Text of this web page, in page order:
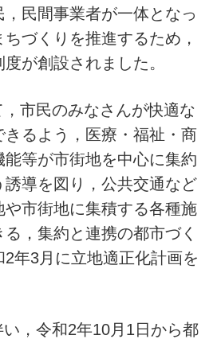
民間事業者が一体となっ
づくりを推進するため，
が創設されました。
市民のみなさんが快適な
るよう，医療・福祉・商
等が市街地を中心に集約
誘導を図り，公共交通など
や市街地に集積する各種施
，集約と連携の都市づく
2年3月に立地適正化計画を
，令和2年10月1日から都